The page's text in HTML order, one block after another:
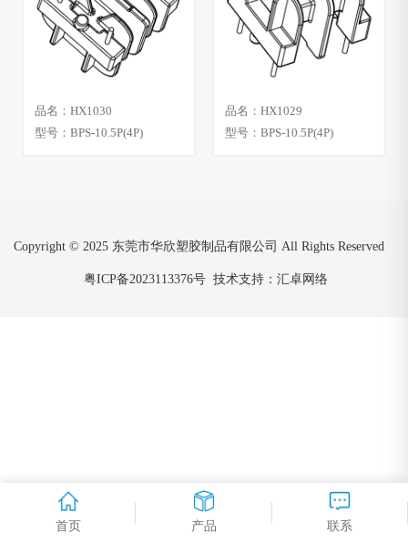
品名：HX1030
型号：BPS-10.5P(4P)
品名：HX1029
型号：BPS-10.5P(4P)
Copyright © 2025 东莞市华欣塑胶制品有限公司 All Rights Reserved
粤ICP备2023113376号 技术支持：汇卓网络
首页 产品 联系